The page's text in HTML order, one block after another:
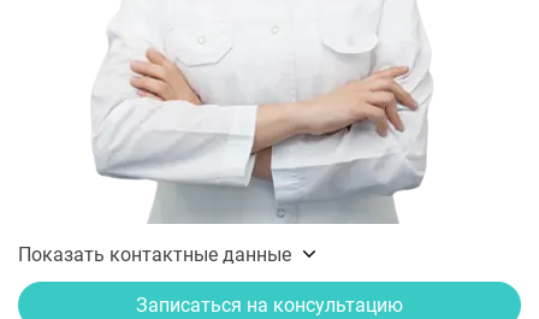
Показать контактные данные
Записаться на консультацию